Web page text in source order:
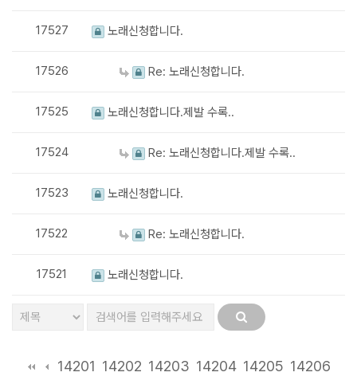
17527 노래신청합니다.
17526 Re: 노래신청합니다.
17525 노래신청합니다.제발 수록..
17524 Re: 노래신청합니다.제발 수록..
17523 노래신청합니다.
17522 Re: 노래신청합니다.
17521 노래신청합니다.
14201 14202 14203 14204 14205 14206